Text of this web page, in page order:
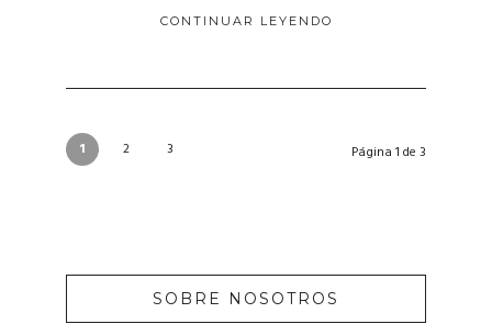
CONTINUAR LEYENDO
1 2 3 Página 1 de 3
SOBRE NOSOTROS